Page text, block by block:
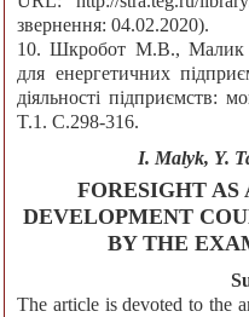
звернення: 04.02.2020).
10. Шкробот М.В., Малик
для енергетичних
діяльності підприємств:
T.1. С.298-316.
I. Malyk, Y.
FORESIGHT
DEVELOPMENT
BY THE
The article is devoted to the